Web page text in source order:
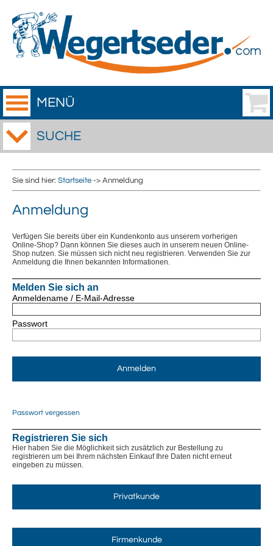
MENÜ
SUCHE
Sie sind hier: Startseite -> Anmeldung
Anmeldung
Verfügen Sie bereits über ein Kundenkonto aus unserem vorherigen
Online-Shop? Dann können Sie dieses auch in unserem neuen Online-
Shop nutzen. Sie müssen sich nicht neu registrieren. Verwenden Sie zur
Anmeldung die Ihnen bekannten Informationen.
Melden Sie sich an
Anmeldename / E-Mail-Adresse
Passwort
Anmelden
Passwort vergessen
Registrieren Sie sich
Hier haben Sie die Möglichkeit sich zusätzlich zur Bestellung zu
registrieren um bei Ihrem nächsten Einkauf Ihre Daten nicht erneut
eingeben zu müssen.
Privatkunde
Firmenkunde